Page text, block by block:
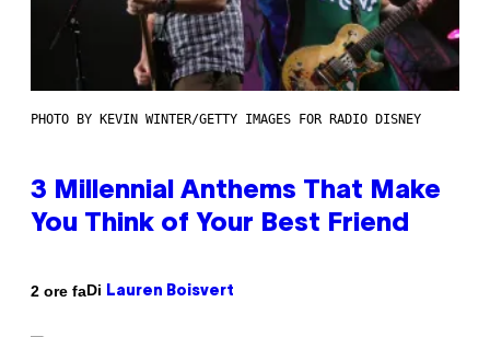
PHOTO BY KEVIN WINTER/GETTY IMAGES FOR RADIO DISNEY
3 Millennial Anthems That Make
You Think of Your Best Friend
2 ore faDi Lauren Boisvert